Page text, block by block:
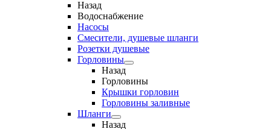
Назад
Водоснабжение
Насосы
Смесители, душевые шланги
Розетки душевые
Горловины
Назад
Горловины
Крышки горловин
Горловины заливные
Шланги
Назад